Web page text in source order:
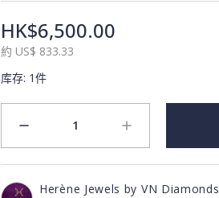
HK$6,500.00
約 US$ 833.33
库存: 1件
minus 1 plus
Herène Jewels by VN Diamonds